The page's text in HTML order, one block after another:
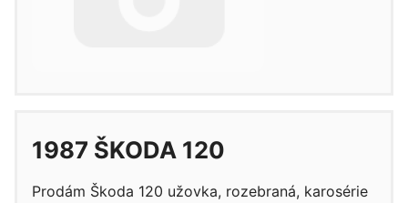
1987 ŠKODA 120
Prodám Škoda 120 užovka, rozebraná, karosérie